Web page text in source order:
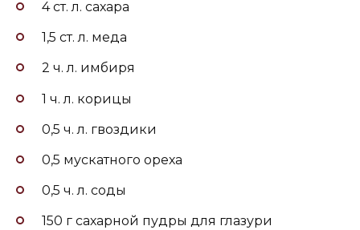
4 ст. л. сахара
1,5 ст. л. меда
2 ч. л. имбиря
1 ч. л. корицы
0,5 ч. л. гвоздики
0,5 мускатного ореха
0,5 ч. л. соды
150 г сахарной пудры для глазури